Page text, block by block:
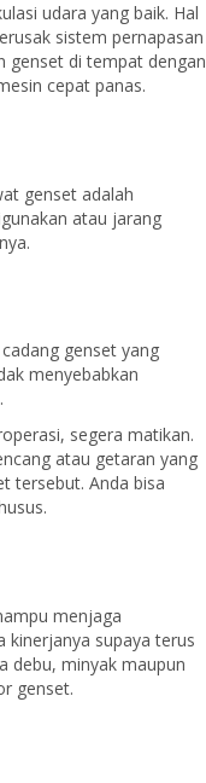
udara yang baik. Hal
sistem pernapasan
genset di tempat dengan
cepat panas.
genset adalah
atau jarang
genset yang
menyebabkan
segera matikan.
atau getaran yang
tersebut. Anda bisa
menjaga
kinerjanya supaya terus
debu, minyak maupun
genset.